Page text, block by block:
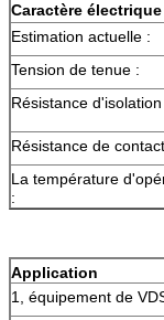
Caractère électrique
Estimation actuelle :
Tension de tenue :
Résistance d'isolation
Résistance de
La température
:
Application
1, équipement de